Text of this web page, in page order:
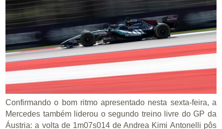
Confirmando o bom ritmo apresentado nesta sexta-feira, a
Mercedes também liderou o segundo treino livre do GP da
Áustria: a volta de 1m07s014 de Andrea Kimi Antonelli pôs